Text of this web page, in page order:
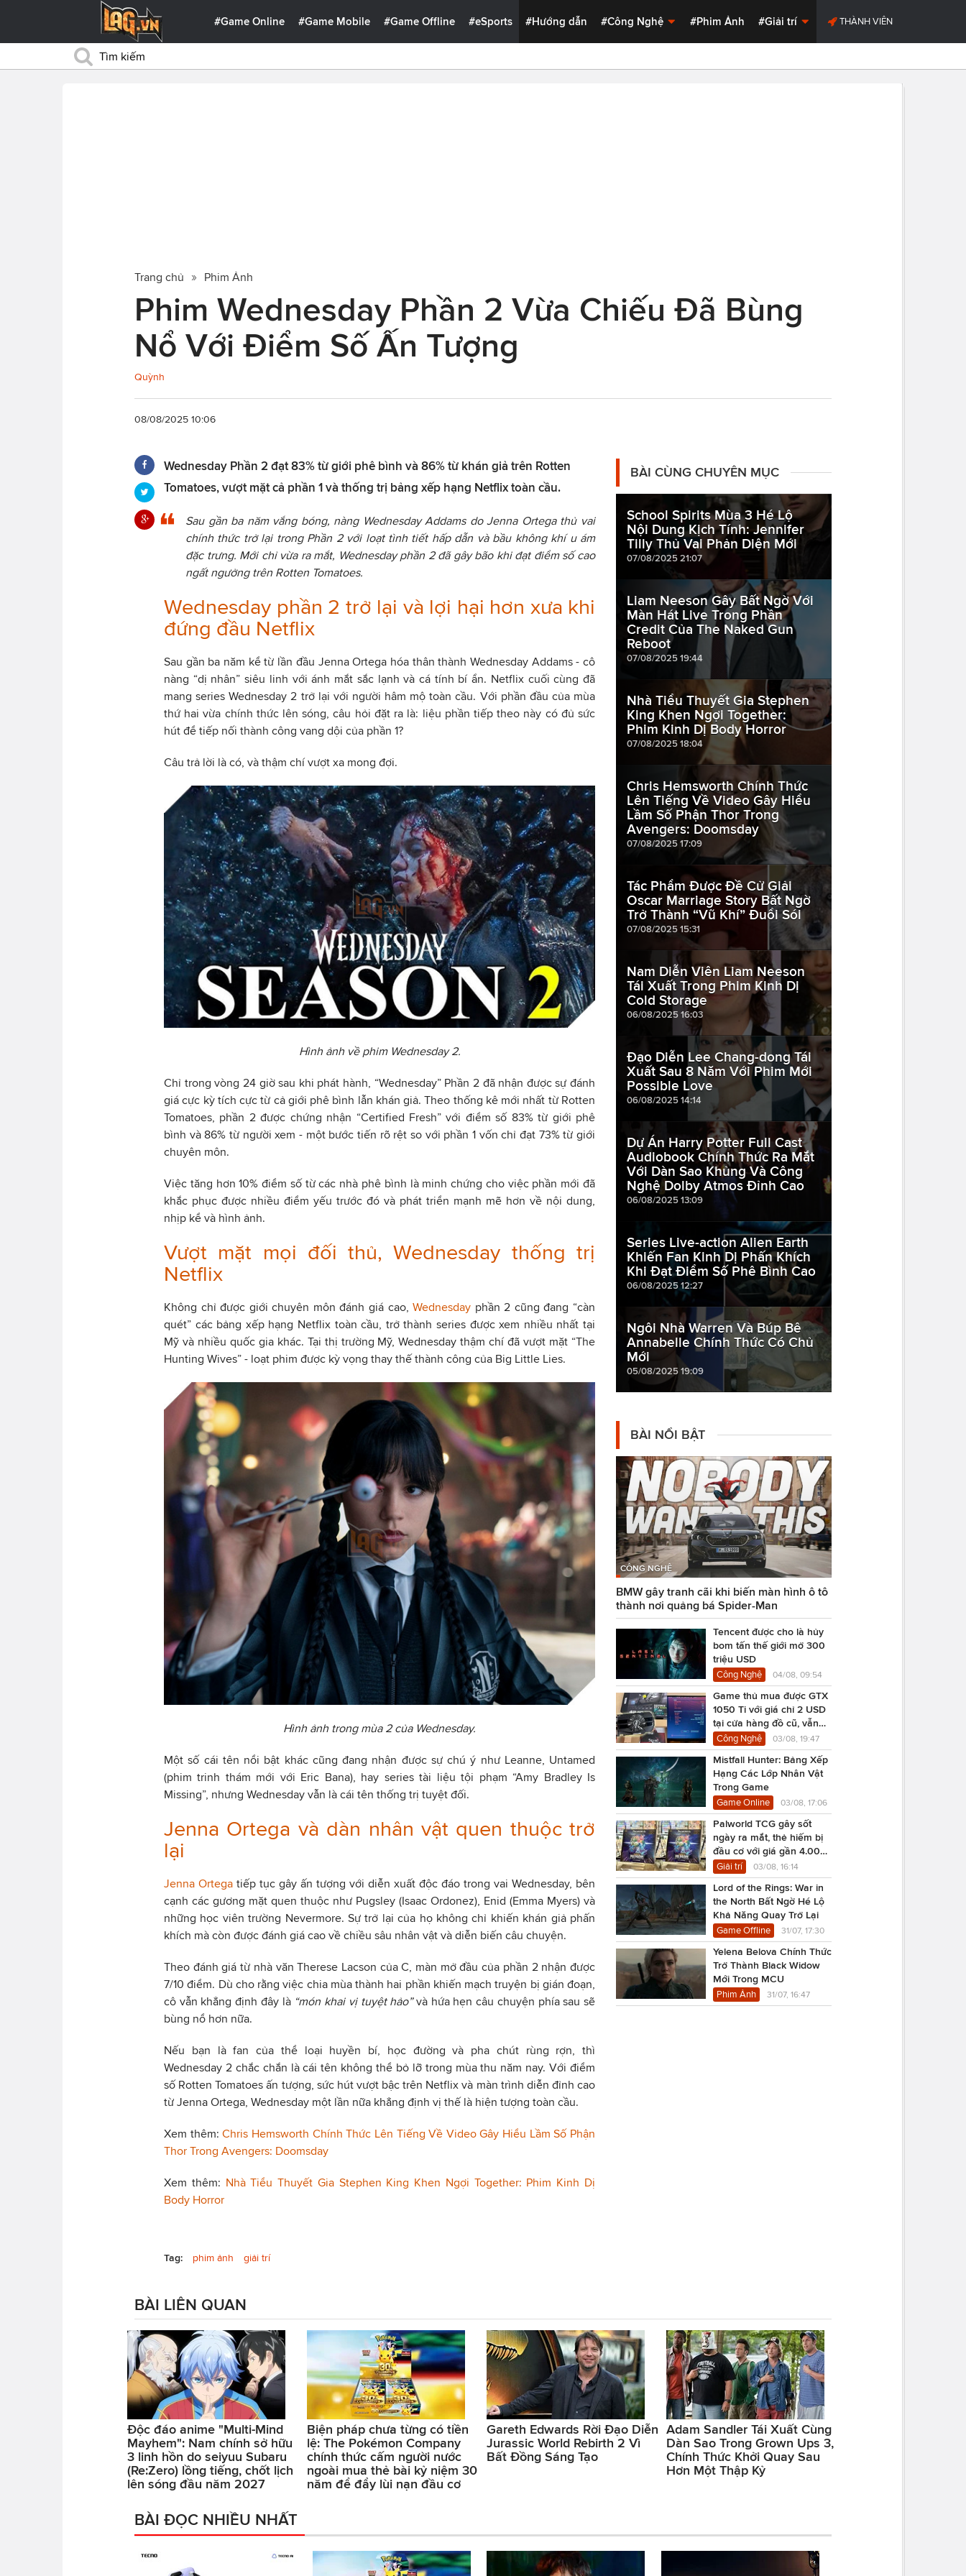
#Game Online #Game Mobile #Game Offline #eSports #Hướng dẫn #Công Nghệ #Phim Ảnh #Giải trí THÀNH VIÊN
Trang chủ Phim Ảnh
Phim Wednesday Phần 2 Vừa Chiếu Đã Bùng
Nổ Với Điểm Số Ấn Tượng
Quỳnh
08/08/2025 10:06
Wednesday Phần 2 đạt 83% từ giới phê bình và 86% từ khán giả trên Rotten
Tomatoes, vượt mặt cả phần 1 và thống trị bảng xếp hạng Netflix toàn cầu.
Sau gần ba năm vắng bóng, nàng Wednesday Addams do Jenna Ortega thủ vai
chính thức trở lại trong Phần 2 với loạt tình tiết hấp dẫn và bầu không khí u ám
đặc trưng. Mới chỉ vừa ra mắt, Wednesday phần 2 đã gây bão khi đạt điểm số cao
ngất ngưởng trên Rotten Tomatoes.
Wednesday phần 2 trở lại và lợi hại hơn xưa khi
đứng đầu Netflix
Sau gần ba năm kể từ lần đầu Jenna Ortega hóa thân thành Wednesday Addams - cô
nàng “dị nhân” siêu linh với ánh mắt sắc lạnh và cá tính bí ẩn. Netflix cuối cùng đã
mang series Wednesday 2 trở lại với người hâm mộ toàn cầu. Với phần đầu của mùa
thứ hai vừa chính thức lên sóng, câu hỏi đặt ra là: liệu phần tiếp theo này có đủ sức
hút để tiếp nối thành công vang dội của phần 1?
Câu trả lời là có, và thậm chí vượt xa mong đợi.
Hình ảnh về phim Wednesday 2.
Chỉ trong vòng 24 giờ sau khi phát hành, “Wednesday” Phần 2 đã nhận được sự đánh
giá cực kỳ tích cực từ cả giới phê bình lẫn khán giả. Theo thống kê mới nhất từ Rotten
Tomatoes, phần 2 được chứng nhận “Certified Fresh” với điểm số 83% từ giới phê
bình và 86% từ người xem - một bước tiến rõ rệt so với phần 1 vốn chỉ đạt 73% từ giới
chuyên môn.
Việc tăng hơn 10% điểm số từ các nhà phê bình là minh chứng cho việc phần mới đã
khắc phục được nhiều điểm yếu trước đó và phát triển mạnh mẽ hơn về nội dung,
nhịp kể và hình ảnh.
Vượt mặt mọi đối thủ, Wednesday thống trị
Netflix
Không chỉ được giới chuyên môn đánh giá cao,Wednesday phần 2 cũng đang “càn
quét” các bảng xếp hạng Netflix toàn cầu, trở thành series được xem nhiều nhất tại
Mỹ và nhiều quốc gia khác. Tại thị trường Mỹ, Wednesday thậm chí đã vượt mặt “The
Hunting Wives” - loạt phim được kỳ vọng thay thế thành công của Big Little Lies.
Hình ảnh trong mùa 2 của Wednesday.
Một số cái tên nổi bật khác cũng đang nhận được sự chú ý như Leanne, Untamed
(phim trinh thám mới với Eric Bana), hay series tài liệu tội phạm “Amy Bradley Is
Missing”, nhưng Wednesday vẫn là cái tên thống trị tuyệt đối.
Jenna Ortega và dàn nhân vật quen thuộc trở
lại
Jenna Ortega tiếp tục gây ấn tượng với diễn xuất độc đáo trong vai Wednesday, bên
cạnh các gương mặt quen thuộc như Pugsley (Isaac Ordonez), Enid (Emma Myers) và
những học viên trường Nevermore. Sự trở lại của họ không chỉ khiến khán giả phấn
khích mà còn được đánh giá cao về chiều sâu nhân vật và diễn biến câu chuyện.
Theo đánh giá từ nhà văn Therese Lacson của C, màn mở đầu của phần 2 nhận được
7/10 điểm. Dù cho rằng việc chia mùa thành hai phần khiến mạch truyện bị gián đoạn,
cô vẫn khẳng định đây là “món khai vị tuyệt hảo”và hứa hẹn câu chuyện phía sau sẽ
bùng nổ hơn nữa.
Nếu bạn là fan của thể loại huyền bí, học đường và pha chút rùng rợn, thì
Wednesday 2 chắc chắn là cái tên không thể bỏ lỡ trong mùa thu năm nay. Với điểm
số Rotten Tomatoes ấn tượng, sức hút vượt bậc trên Netflix và màn trình diễn đỉnh cao
từ Jenna Ortega, Wednesday một lần nữa khẳng định vị thế là hiện tượng toàn cầu.
Xem thêm:Chris Hemsworth Chính Thức Lên Tiếng Về Video Gây Hiểu Lầm Số Phận
Thor Trong Avengers: Doomsday
Xem thêm: Nhà Tiểu Thuyết Gia Stephen King Khen Ngợi Together: Phim Kinh Dị
Body Horror
Tag: phim ảnh giải trí
BÀI CÙNG CHUYÊN MỤC
School Spirits Mùa 3 Hé Lộ
Nội Dung Kịch Tính: Jennifer
Tilly Thủ Vai Phản Diện Mới
07/08/2025 21:07
Liam Neeson Gây Bất Ngờ Với
Màn Hát Live Trong Phần
Credit Của The Naked Gun
Reboot
07/08/2025 19:44
Nhà Tiểu Thuyết Gia Stephen
King Khen Ngợi Together:
Phim Kinh Dị Body Horror
07/08/2025 18:04
Chris Hemsworth Chính Thức
Lên Tiếng Về Video Gây Hiểu
Lầm Số Phận Thor Trong
Avengers: Doomsday
07/08/2025 17:09
Tác Phẩm Được Đề Cử Giải
Oscar Marriage Story Bất Ngờ
Trở Thành “Vũ Khí” Đuổi Sói
07/08/2025 15:31
Nam Diễn Viên Liam Neeson
Tái Xuất Trong Phim Kinh Dị
Cold Storage
06/08/2025 16:03
Đạo Diễn Lee Chang-dong Tái
Xuất Sau 8 Năm Với Phim Mới
Possible Love
06/08/2025 14:14
Dự Án Harry Potter Full Cast
Audiobook Chính Thức Ra Mắt
Với Dàn Sao Khủng Và Công
Nghệ Dolby Atmos Đỉnh Cao
06/08/2025 13:09
Series Live-action Alien Earth
Khiến Fan Kinh Dị Phấn Khích
Khi Đạt Điểm Số Phê Bình Cao
06/08/2025 12:27
Ngôi Nhà Warren Và Búp Bê
Annabelle Chính Thức Có Chủ
Mới
05/08/2025 19:09
BÀI NỔI BẬT
CÔNG NGHỆ
BMW gây tranh cãi khi biến màn hình ô tô
thành nơi quảng bá Spider-Man
Tencent được cho là hủy
bom tấn thế giới mở 300
triệu USD
Công Nghệ 04/08, 09:54
Game thủ mua được GTX
1050 Ti với giá chỉ 2 USD
tại cửa hàng đồ cũ, vẫn
chạy Cyberpunk 2077
Công Nghệ 03/08, 19:47
Mistfall Hunter: Bảng Xếp
Hạng Các Lớp Nhân Vật
Trong Game
Game Online 03/08, 17:06
Palworld TCG gây sốt
ngày ra mắt, thẻ hiếm bị
đầu cơ với giá gần 4.000
USD
Giải trí 03/08, 16:14
Lord of the Rings: War in
the North Bất Ngờ Hé Lộ
Khả Năng Quay Trở Lại
Game Offline 31/07, 17:30
Yelena Belova Chính Thức
Trở Thành Black Widow
Mới Trong MCU
Phim Ảnh 31/07, 16:47
BÀI LIÊN QUAN
Độc đáo anime "Multi-Mind
Mayhem": Nam chính sở hữu
3 linh hồn do seiyuu Subaru
(Re:Zero) lồng tiếng, chốt lịch
lên sóng đầu năm 2027
Biện pháp chưa từng có tiền
lệ: The Pokémon Company
chính thức cấm người nước
ngoài mua thẻ bài kỷ niệm 30
năm để đẩy lùi nạn đầu cơ
Gareth Edwards Rời Đạo Diễn
Jurassic World Rebirth 2 Vì
Bất Đồng Sáng Tạo
Adam Sandler Tái Xuất Cùng
Dàn Sao Trong Grown Ups 3,
Chính Thức Khởi Quay Sau
Hơn Một Thập Kỷ
BÀI ĐỌC NHIỀU NHẤT